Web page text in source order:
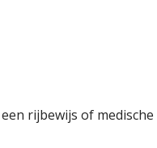
rijbewijs of